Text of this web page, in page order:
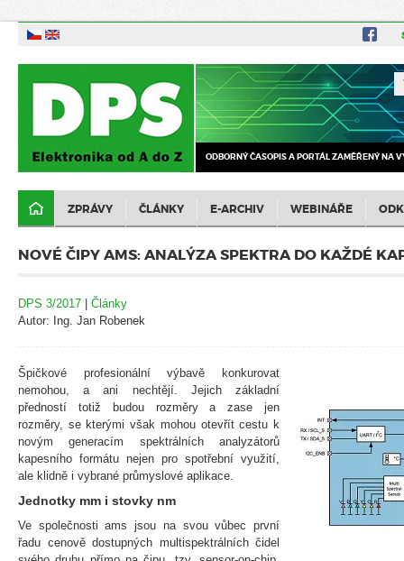
ODBORNÝ ČASOPIS A PORTÁL ZAMĚŘENÝ NA
ZPRÁVY ČLÁNKY E-ARCHIV WEBINÁŘE
NOVÉ ČIPY AMS: ANALÝZA SPEKTRA DO KAŽDÉ
DPS 3/2017 | Články
Autor: Ing. Jan Robenek
Špičkové profesionální výbavě konkurovat
nemohou, a ani nechtějí. Jejich základní
předností totiž budou rozměry a zase jen
rozměry, se kterými však mohou otevřít cestu k
novým generacím spektrálních analyzátorů
kapesního formátu nejen pro spotřební využití,
ale klidně i vybrané průmyslové aplikace.
Jednotky mm i stovky nm
Ve společnosti ams jsou na svou vůbec první
řadu cenově dostupných multispektrálních čidel